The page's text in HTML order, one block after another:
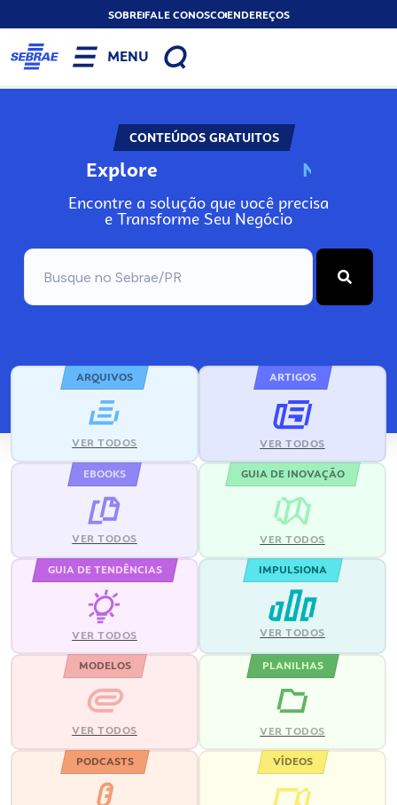
SOBREFALE CONOSCOENDEREÇOS
MENU
CONTEÚDOS GRATUITOS
Explore N
Encontre a solução que você precisa
e Transforme Seu Negócio
ARQUIVOS
VER TODOS
ARTIGOS
VER TODOS
EBOOKS
VER TODOS
GUIA DE INOVAÇÃO
VER TODOS
GUIA DE TENDÊNCIAS
VER TODOS
IMPULSIONA
VER TODOS
MODELOS
VER TODOS
PLANILHAS
VER TODOS
PODCASTS VÍDEOS